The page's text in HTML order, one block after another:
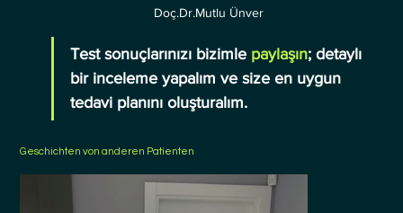
Geschichten von anderen Patienten
Doç.Dr.Mutlu Ünver
Test sonuçlarınızı bizimle paylaşın; detaylı
bir inceleme yapalım ve size en uygun
tedavi planını oluşturalım.